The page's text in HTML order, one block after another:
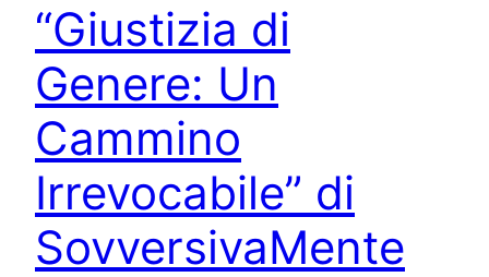
“Giustizia di
Genere: Un
Cammino
Irrevocabile” di
SovversivaMente